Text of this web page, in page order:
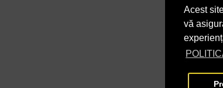
Acest
vă